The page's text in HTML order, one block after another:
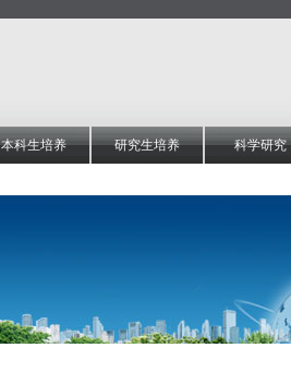
本科生培养 研究生培养 科学研究